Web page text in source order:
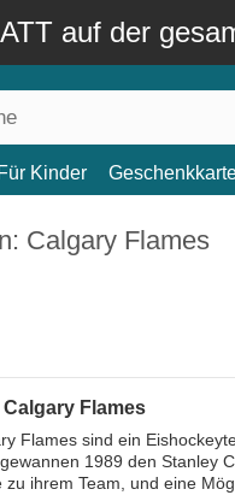
auf der
Für Kinder
Calgary Flames
Calgary Flames
Flames sind ein
1989 den Stanley
zu ihrem Team, und eine